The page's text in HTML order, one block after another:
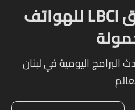
حمل الآن تطبيق LBCI للهواتف
البرامج اليومية في لبنان